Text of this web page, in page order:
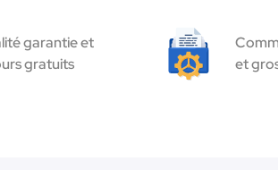
garantie et
gratuits
et